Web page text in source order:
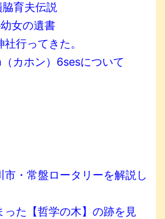
脇育夫伝説
女の遺書
行ってきた。
（カホン）6sesについて
市・常盤ロータリーを解説し
った【哲学の木】の跡を見